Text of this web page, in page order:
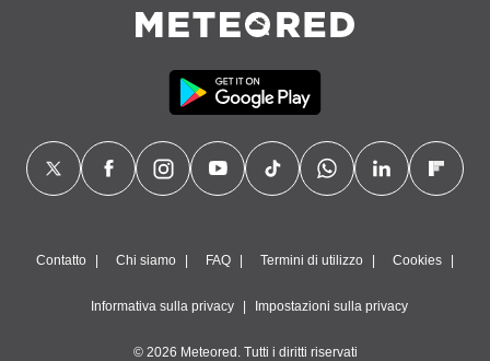
Contatto Chi siamo FAQ Termini di utilizzo Cookies
Informativa sulla privacy Impostazioni sulla privacy
© 2026 Meteored. Tutti i diritti riservati